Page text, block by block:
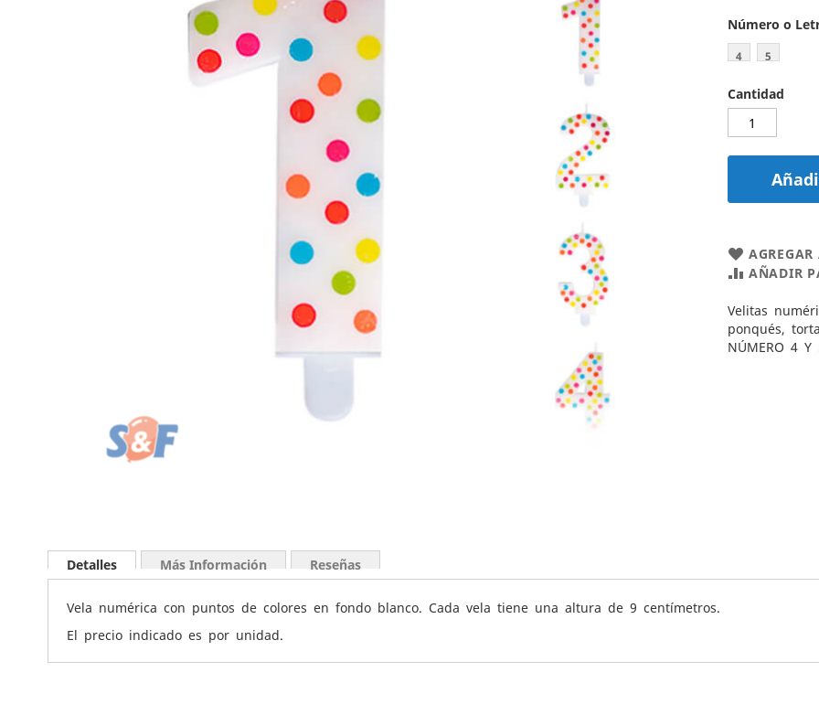
Número o
4 5
Cantidad
AÑADIR
Velitas
ponqués,
NÚMERO 4 Y
al
comienzo
galería
imágenes
Detalles
Vela numérica con puntos de colores en fondo blanco. Cada vela tiene una altura de 9 centímetros.
El precio indicado es por unidad.
Más Información Reseñas